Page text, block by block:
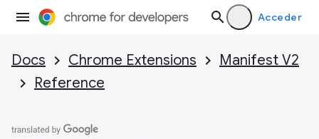
Acceder
Docs Chrome Extensions
Manifest V2
Reference